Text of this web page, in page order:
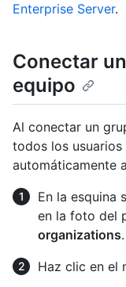
Enterprise Server.
Conectar
equipo
Al conectar un
todos los
automáticamente
En la esquina
en la foto del
organizations.
Haz clic en el